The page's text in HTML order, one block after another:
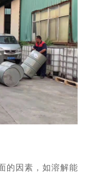
的因素，如溶解能